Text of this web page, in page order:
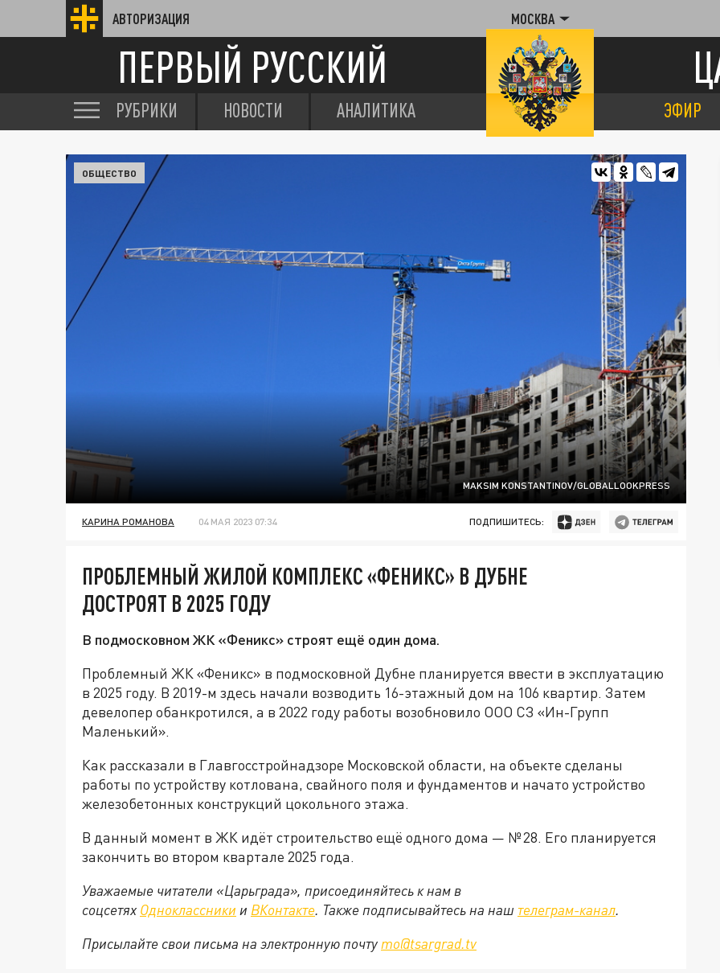
АВТОРИЗАЦИЯ МОСКВА
ПЕРВЫЙ РУССКИЙ
РУБРИКИ НОВОСТИ АНАЛИТИКА ЭФИР
MAKSIM KONSTANTINOV/GLOBALLOOKPRESS
ОБЩЕСТВО
КАРИНА РОМАНОВА 04 МАЯ 2023 07:34 ПОДПИШИТЕСЬ:
ПРОБЛЕМНЫЙ ЖИЛОЙ КОМПЛЕКС «ФЕНИКС» В ДУБНЕ
ДОСТРОЯТ В 2025 ГОДУ
В подмосковном ЖК «Феникс» строят ещё один дома.
Проблемный ЖК «Феникс» в подмосковной Дубне планируется ввести в эксплуатацию
в 2025 году. В 2019-м здесь начали возводить 16-этажный дом на 106 квартир. Затем
девелопер обанкротился, а в 2022 году работы возобновило ООО СЗ «Ин-Групп
Маленький».
Как рассказали в Главгосстройнадзоре Московской области, на объекте сделаны
работы по устройству котлована, свайного поля и фундаментов и начато устройство
железобетонных конструкций цокольного этажа.
В данный момент в ЖК идёт строительство ещё одного дома — № 28. Его планируется
закончить во втором квартале 2025 года.
Уважаемые читатели «Царьграда», присоединяйтесь к нам в
соцсетях Одноклассники и ВКонтакте. Также подписывайтесь на наш телеграм-канал.
Присылайте свои письма на электронную почту mo@tsargrad.tv